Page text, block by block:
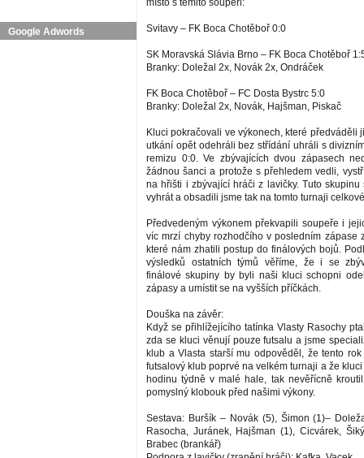
Google Adwords
místo s těmito soupeři:
Svitavy – FK Boca Chotěboř 0:0
SK Moravská Slávia Brno – FK Boca Chotěboř
Branky: Doležal 2x, Novák 2x, Ondráček
FK Boca Chotěboř – FC Dosta Bystrc 5:0
Branky: Doležal 2x, Novák, Hajšman, Piskač
Kluci pokračovali ve výkonech, které předváděli
utkání opět odehráli bez střídání uhráli s
remizu 0:0. Ve zbývajících dvou zápasech
žádnou šanci a protože s přehledem vedli,
na hřišti i zbývající hráči z lavičky. Tuto
vyhrát a obsadili jsme tak na tomto turnaji
Předvedeným výkonem překvapili soupeře i
víc mrzí chyby rozhodčího v posledním zápase
které nám zhatili postup do finálových bojů.
výsledků ostatních týmů věříme, že i se
finálové skupiny by byli naši kluci schopni
zápasy a umístit se na vyšších příčkách.
Douška na závěr:
Když se přihlížejícího tatínka Vlasty Rasochy
zda se kluci věnují pouze futsalu a jsme
klub a Vlasta starší mu odpověděl, že tento
futsalový klub poprvé na velkém turnaji a že
hodinu týdně v malé hale, tak nevěřícně
pomyslný klobouk před našimi výkony.
Sestava: Buršík – Novák (5), Šimon (1)–
Rasocha, Juránek, Hajšman (1), Cicvárek,
Brabec (brankář)